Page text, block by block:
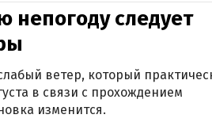
непогоду следует
ветер, который
в связи с прохождением
изменится.